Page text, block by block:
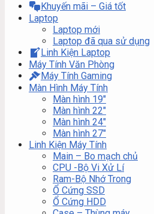
Khuyến mãi – Giá tốt
Laptop
Laptop mới
Laptop đã qua sử dụng
Linh Kiện Laptop
Máy Tính Văn Phòng
Máy Tính Gaming
Màn Hình Máy Tính
Màn hình 19″
Màn hình 22″
Màn hình 24″
Màn hình 27″
Linh Kiện Máy Tính
Main – Bo mạch chủ
CPU -Bộ Vi Xử Lí
Ram-Bộ Nhớ Trong
Ổ Cứng SSD
Ổ Cứng HDD